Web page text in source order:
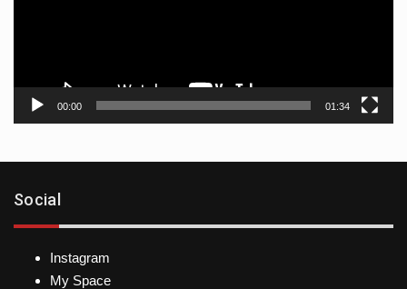
00:00 01:34
Social
Instagram
My Space